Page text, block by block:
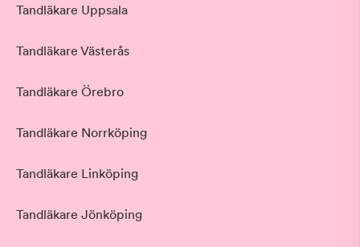
Tandläkare Uppsala
Tandläkare Västerås
Tandläkare Örebro
Tandläkare Norrköping
Tandläkare Linköping
Tandläkare Jönköping